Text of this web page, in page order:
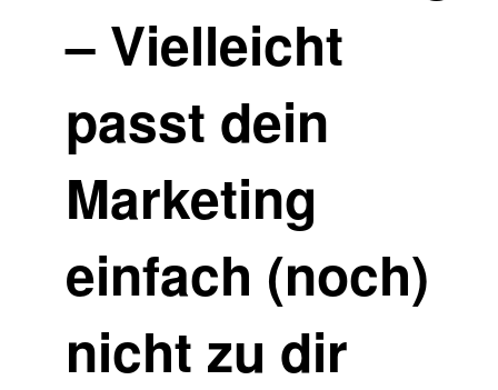
– Vielleicht
passt dein
Marketing
einfach (noch)
nicht zu dir